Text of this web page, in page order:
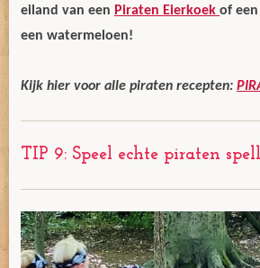
eiland van een Piraten Eierkoek of een
een watermeloen!
Kijk hier voor alle piraten recepten:
TIP 9: Speel echte piraten